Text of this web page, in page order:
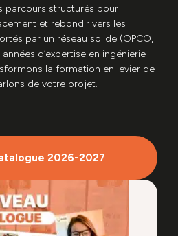
parcours structurés pour
et rebondir vers les
par un réseau solide (OPCO,
d’expertise en ingénierie
la formation en levier de
de votre projet.
2026-2027